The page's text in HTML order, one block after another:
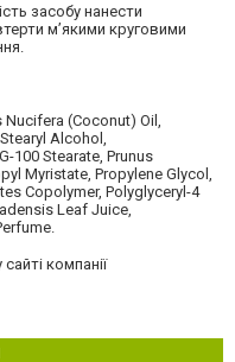
засобу нанести
м’якими круговими
Nucifera (Coconut) Oil,
Alcohol,
100 Stearate, Prunus
Myristate, Propylene Glycol,
Copolymer, Polyglyceryl-4
Leaf Juice,
компанії